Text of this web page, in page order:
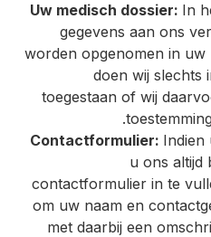
Uw medisch dossier: In
gegevens aan ons
worden opgenomen in uw
doen wij slechts
toegestaan of wij
Contactformulier: Indien
u ons altijd
contactformulier in te
om uw naam en
met daarbij een